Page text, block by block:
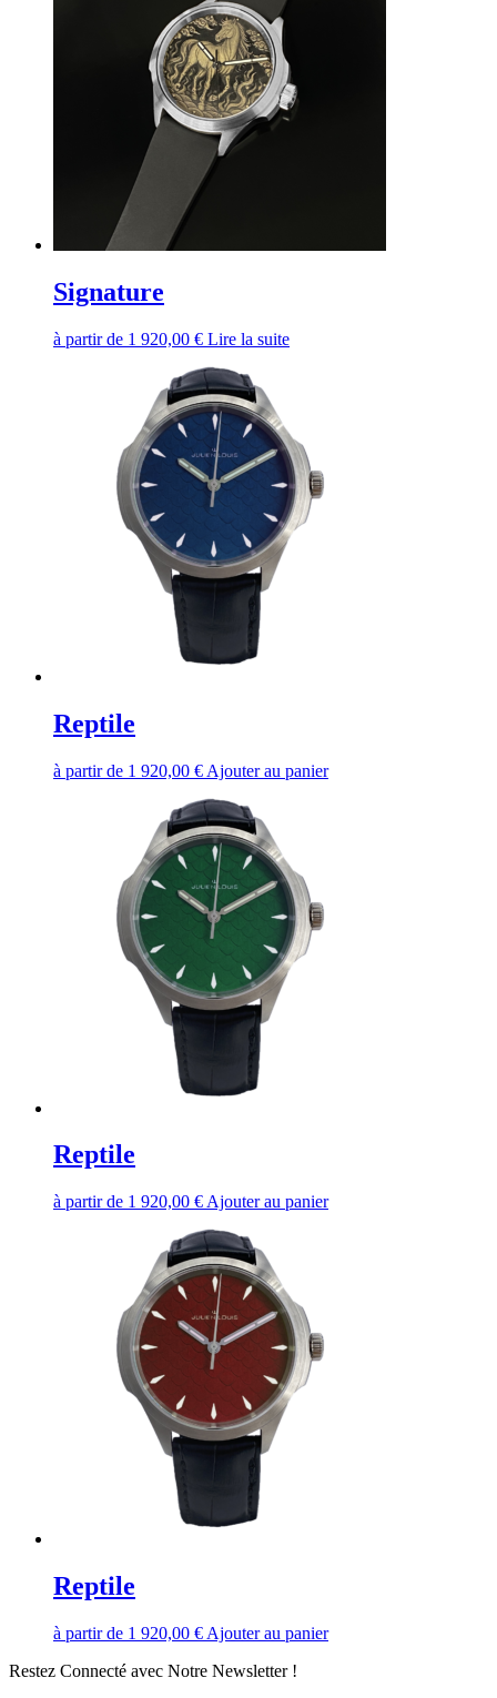
Signature
à partir de 1 920,00 € Lire la suite
Reptile
à partir de 1 920,00 € Ajouter au panier
Reptile
à partir de 1 920,00 € Ajouter au panier
Reptile
à partir de 1 920,00 € Ajouter au panier
Restez Connecté avec Notre Newsletter !